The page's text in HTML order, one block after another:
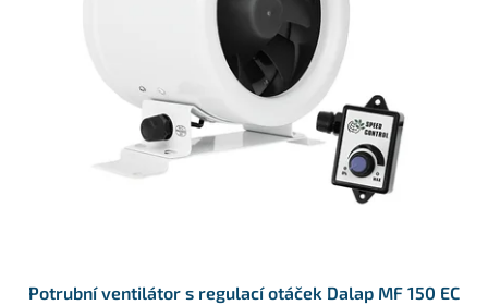
Potrubní ventilátor s regulací otáček Dalap MF 150 EC